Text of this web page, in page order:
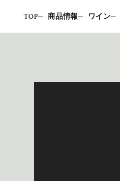
TOP 商品情報 ワイン